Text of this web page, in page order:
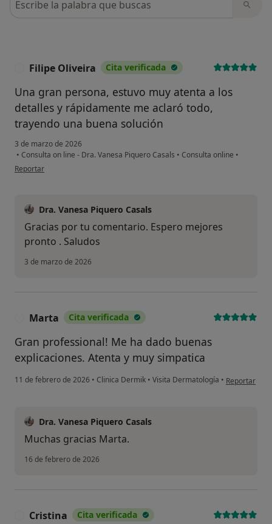
Filipe Oliveira Cita verificada
Una gran persona, estuvo muy atenta a los
detalles y rápidamente me aclaró todo,
trayendo una buena solución
3 de marzo de 2026
• Consulta on line - Dra. Vanesa Piquero Casals • Consulta online •
en opinión del usuario Filipe Oliveira
Reportar
Dra. Vanesa Piquero Casals
Gracias por tu comentario. Espero mejores
pronto . Saludos
3 de marzo de 2026
Marta Cita verificada
Gran professional! Me ha dado buenas
explicaciones. Atenta y muy simpatica
11 de febrero de 2026 • Clinica Dermik • Visita Dermatología • en opinión
Reportar
Dra. Vanesa Piquero Casals
Muchas gracias Marta.
16 de febrero de 2026
Cristina Cita verificada